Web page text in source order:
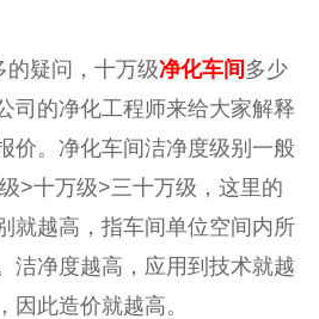
的疑问，十万级净化车间 多少
司的净化工程师来给大家解释
价。 净化车间洁净度级别 一般
>十万级>三十万级 ，这里的
就越高 ，指车间单位空间内所
洁净度越高 ，应用到技术就越
因此造价就越高。